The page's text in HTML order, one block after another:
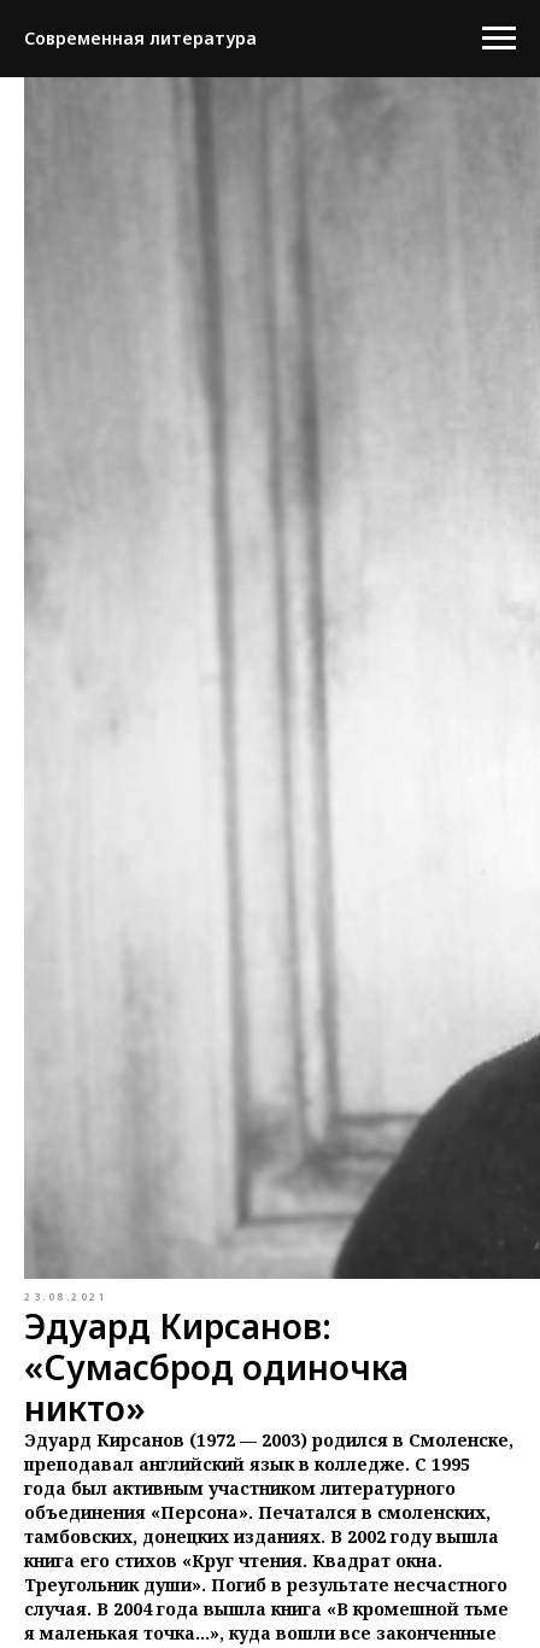
Современная литература
23.08.2021
Эдуард Кирсанов:
«Сумасброд одиночка
никто»
Эдуард Кирсанов (1972 — 2003) родился в Смоленске,
преподавал английский язык в колледже. С 1995
года был активным участником литературного
объединения «Персона». Печатался в смоленских,
тамбовских, донецких изданиях. В 2002 году вышла
книга его стихов «Круг чтения. Квадрат окна.
Треугольник души». Погиб в результате несчастного
случая. В 2004 года вышла книга «В кромешной тьме
я маленькая точка…», куда вошли все законченные